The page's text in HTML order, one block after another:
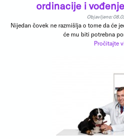
ordinacije i
Objavljeno:
Nijedan čovek ne razmišlja o tome da će
će mu biti potrebna
Pročitajte